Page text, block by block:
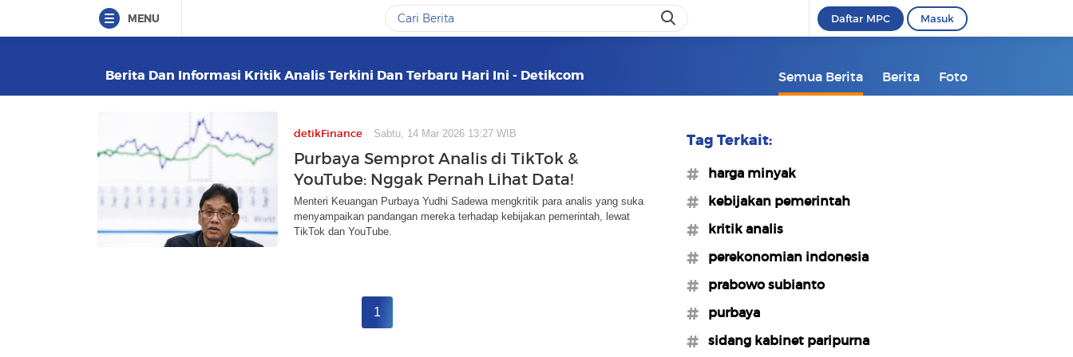
MENU Daftar MPC Masuk
Berita Dan Informasi Kritik Analis Terkini Dan Terbaru Hari Ini - Detikcom Semua Berita Berita Foto
detikFinance Sabtu, 14 Mar 2026 13:27 WIB
Purbaya Semprot Analis di TikTok &
YouTube: Nggak Pernah Lihat Data!
Menteri Keuangan Purbaya Yudhi Sadewa mengkritik para analis yang suka
menyampaikan pandangan mereka terhadap kebijakan pemerintah, lewat
TikTok dan YouTube.
1
Tag Terkait:
#harga minyak
#kebijakan pemerintah
#kritik analis
#perekonomian indonesia
#prabowo subianto
#purbaya
#sidang kabinet paripurna